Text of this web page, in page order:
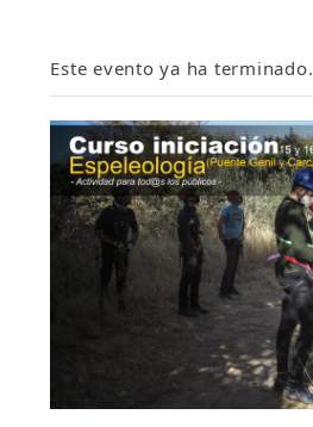
Este evento ya ha terminado.